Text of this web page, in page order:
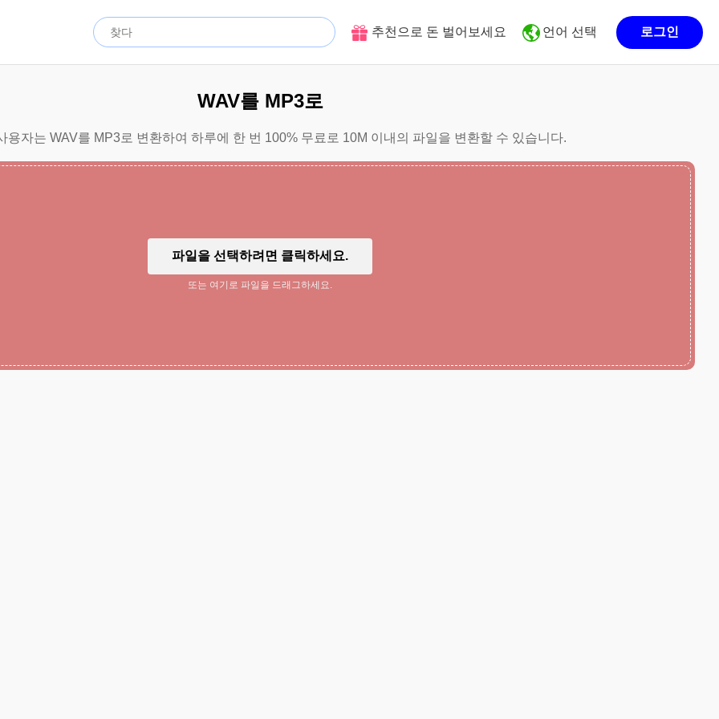
추천으로 돈 벌어보세요 언어 선택 로그인
WAV를 MP3로
용자는 WAV를 MP3로 변환하여 하루에 한 번 100% 무료로 10M 이내의 파일을 변환할 수 있습니다.
파일을 선택하려면 클릭하세요.
또는 여기로 파일을 드래그하세요.